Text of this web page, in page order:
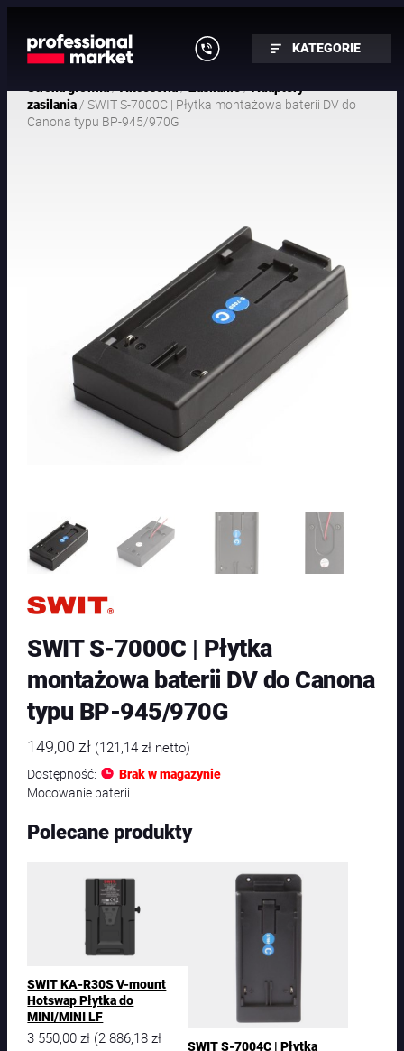
KATEGORIE
/ / /
zasilania/ SWIT S-7000C | Płytka montażowa baterii DV do
Canona typu BP-945/970G
SWIT S-7000C | Płytka
montażowa baterii DV do Canona
typu BP-945/970G
149,00 zł (121,14zł netto)
Dostępność:
Brak w magazynie
Mocowanie baterii.
Polecane produkty
SWIT KA-R30S V-mount
Hotswap Płytka do
MINI/MINI LF
3 550,00zł (2 886,18zł
SWIT S-7004C | Płytka